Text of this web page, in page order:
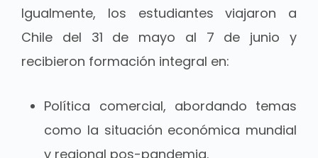
Igualmente, los estudiantes viajaron a
Chile del 31 de mayo al 7 de junio y
recibieron formación integral en:
Política comercial, abordando temas
como la situación económica mundial
y regional pos-pandemia.